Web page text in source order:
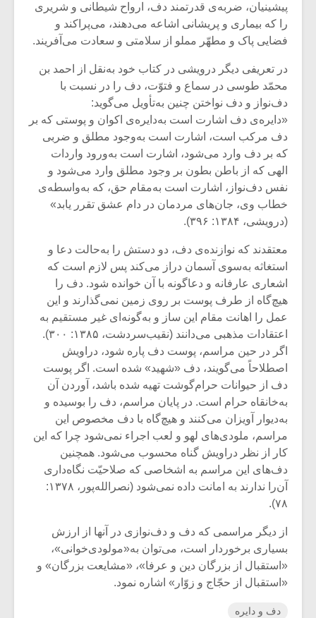
پیشینیان، ضربه‌ی قدرتمند دف، ارواح شیطانی و شریری
را که بیماری و پریشانی اشاعه می‌دهند، می‌پراکند و
فضایی پاک و مطهّر مملو از سلامتی و سعادت می‌آفریند.
در تعریفی دیگر درویشی در کتاب خود به‌نقل از احمد بن
محمّد طوسی در سماع و فتوّت، دف را در نسبت با
دف‌نواز و دف نواختن چنین به‌تأویل می‌گوید:
«دایره‌ی دف اشارت است به‌دایره‌ی اکوان و پوستی که بر
دف مرکب است، اشارت است به‌وجود مطلق و ضربی
که بر دف وارد می‌شود، اشارت است به‌ورود واردات
الهی که از باطن بطون بر وجود مطلق وارد می‌شود و
نفس دف‌نواز، اشارت است به‌مقام حق، که به‌واسطه‌ی
خطاب وی، جان‌های مردمان در دام عشق تقرر یابد»
(درویشی، ۱۳۸۴: ۳۹۶).
معتقدند که نوازنده‌ی دف، دو دستش را به‌حالت دعا و
استغاثه به‌سوی آسمان دراز می‌کند پس لازم است که
اشعاری عارفانه و دعاگونه با آن خوانده شود. دف را
هیچ‌گاه از طرف پوست بر روی زمین نمی‌گذارند و این
عمل را اهانت مقام این ساز و به‌گونه‌ای غیر مستقیم به
اعتقادات مذهبی می‌دانند (نقیب‌سردشت، ۱۳۸۵: ۳۰۰).
اگر در حین مراسم، پوست دف پاره شود، دراویش
اصطلاحاً می‌گویند، دف «شهید» شده است. اگر پوست
دف از حیوانات حرام‌گوشت تهیه شده باشد، آوردن آن
به‌خانقاه حرام است. در پایان مراسم، دف را بوسیده و
به‌دیوار آویزان می‌کنند و هیچ‌گاه با دف مخصوص این
مراسم، ملودی‌های لهو و لعب اجراء نمی‌شود چرا که این
کار از نظر دراویش گناه محسوب می‌شود. همچنین
دف‌های این مراسم به اشخاصی که صلاحیّت نگاه‌داری
آن‌را ندارند به امانت داده نمی‌شود (نصرالله‌پور، ۱۳۷۸:
۷۸).
از دیگر مراسمی که دف و دف‌نوازی در آنها از ارزش
بسیاری برخوردار است، می‌توان به«مولودی‌خوانی»،
«استقبال از بزرگان دین و عرفا»، «مشایعت بزرگان» و
«استقبال از حجّاج و زوّار» اشاره نمود.
دف و دایره
میکلوش روژا
متن فیلم «متری
شیش و نیم»
اگر نمی توانی
مشهورترین باشی،
بدنام ترین باش
موسیقی